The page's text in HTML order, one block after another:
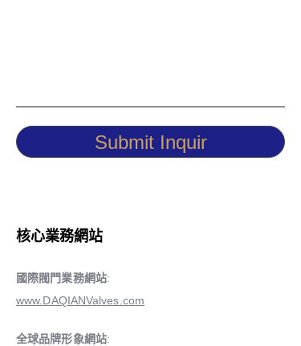
Submit Inquir
核心業務網站
國際閥門業務網站:
www.DAQIANValves.com
全球品牌形象網站: